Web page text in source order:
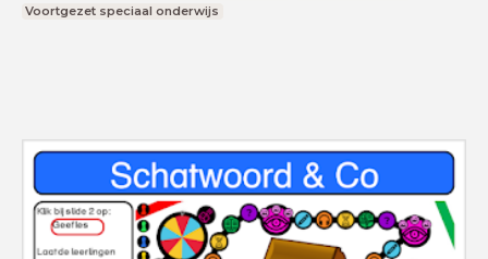
Voortgezet speciaal onderwijs